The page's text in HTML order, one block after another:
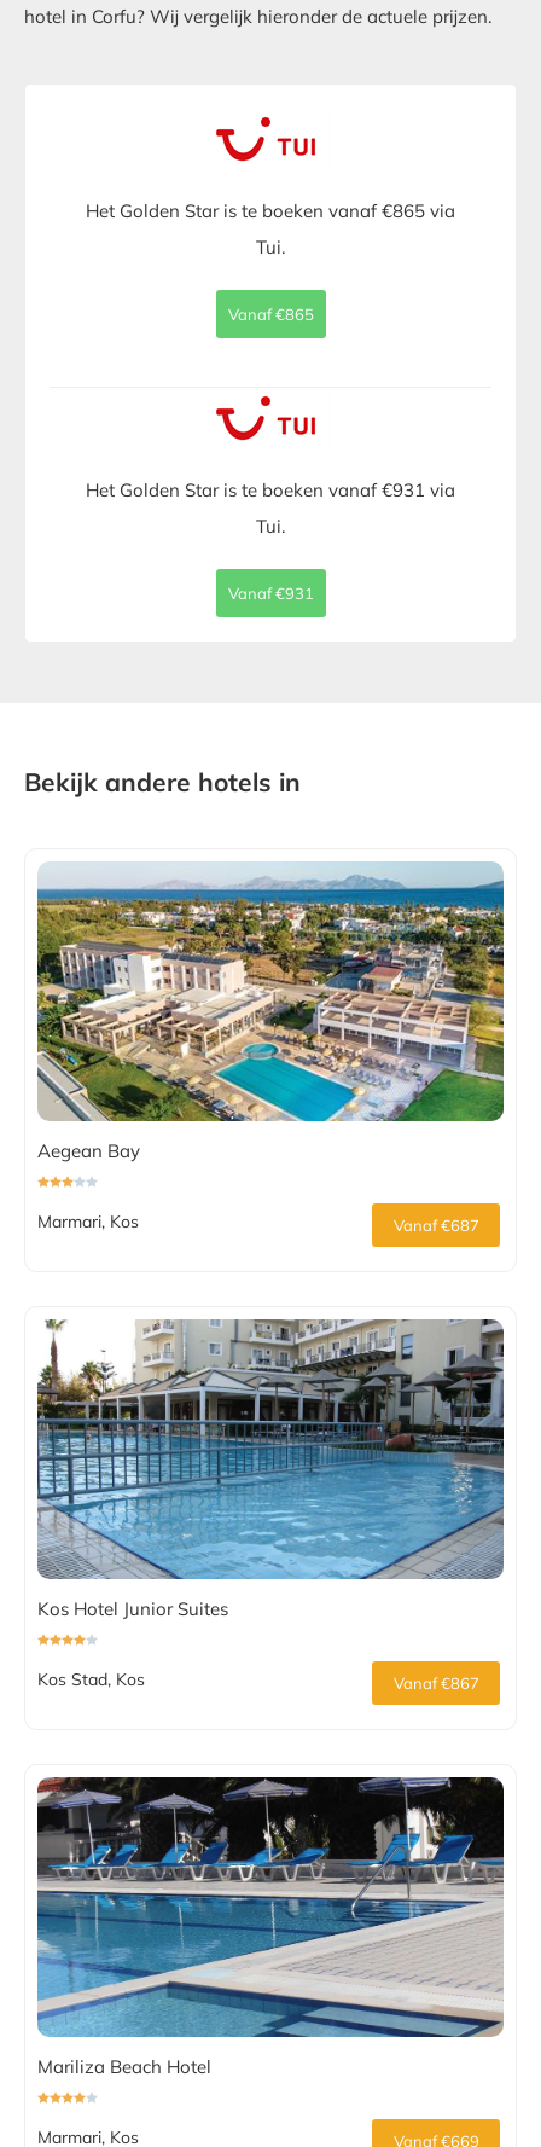
hotel in Corfu? Wij vergelijk hieronder de actuele prijzen.
Het Golden Star is te boeken vanaf €865 via
Tui.
Vanaf €865
Het Golden Star is te boeken vanaf €931 via
Tui.
Vanaf €931
Bekijk andere hotels in
Aegean Bay
Marmari, Kos Vanaf €687
Kos Hotel Junior Suites
Kos Stad, Kos Vanaf €867
Mariliza Beach Hotel
Marmari, Kos Vanaf €669